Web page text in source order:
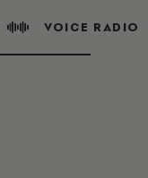
VOICE RADIO